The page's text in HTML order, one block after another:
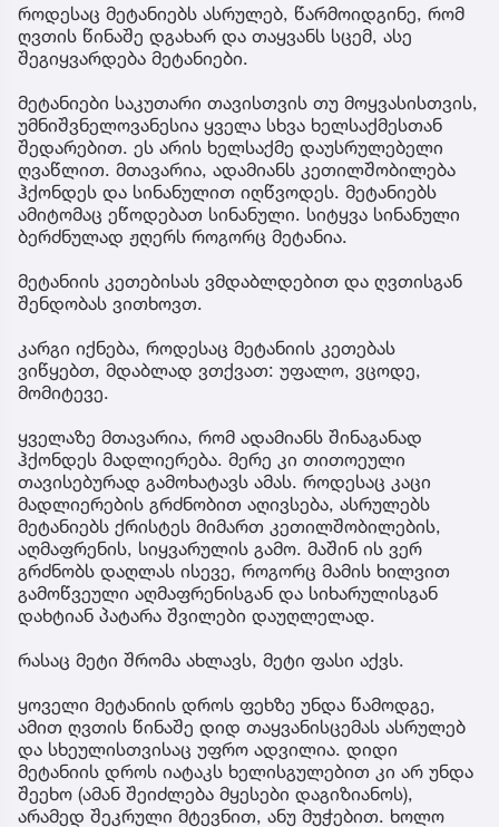
როდესაც მეტანიებს ასრულებ, წარმოიდგინე, რომ
ღვთის წინაშე დგახარ და თაყვანს სცემ, ასე
შეგიყვარდება მეტანიები.
მეტანიები საკუთარი თავისთვის თუ მოყვასისთვის,
უმნიშვნელოვანესია ყველა სხვა ხელსაქმესთან
შედარებით. ეს არის ხელსაქმე დაუსრულებელი
ღვაწლით. მთავარია, ადამიანს კეთილშობილება
ჰქონდეს და სინანულით იღწვოდეს. მეტანიებს
ამიტომაც ეწოდებათ სინანული. სიტყვა სინანული
ბერძნულად ჟღერს როგორც მეტანია.
მეტანიის კეთებისას ვმდაბლდებით და ღვთისგან
შენდობას ვითხოვთ.
კარგი იქნება, როდესაც მეტანიის კეთებას
ვიწყებთ, მდაბლად ვთქვათ: უფალო, ვცოდე,
მომიტევე.
ყველაზე მთავარია, რომ ადამიანს შინაგანად
ჰქონდეს მადლიერება. მერე კი თითოეული
თავისებურად გამოხატავს ამას. როდესაც კაცი
მადლიერების გრძნობით აღივსება, ასრულებს
მეტანიებს ქრისტეს მიმართ კეთილშობილების,
აღმაფრენის, სიყვარულის გამო. მაშინ ის ვერ
გრძნობს დაღლას ისევე, როგორც მამის ხილვით
გამოწვეული აღმაფრენისგან და სიხარულისგან
დახტიან პატარა შვილები დაუღლელად.
რასაც მეტი შრომა ახლავს, მეტი ფასი აქვს.
ყოველი მეტანიის დროს ფეხზე უნდა წამოდგე,
ამით ღვთის წინაშე დიდ თაყვანისცემას ასრულებ
და სხეულისთვისაც უფრო ადვილია. დიდი
მეტანიის დროს იატაკს ხელისგულებით კი არ უნდა
შეეხო (ამან შეიძლება მყესები დაგიზიანოს),
არამედ შეკრული მტევნით, ანუ მუჭებით. ხოლო